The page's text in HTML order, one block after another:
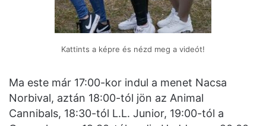
Kattints a képre és nézd meg a videót!
Ma este már 17:00-kor indul a menet Nacsa
Norbival, aztán 18:00-tól jön az Animal
Cannibals, 18:30-tól L.L. Junior, 19:00-tól a